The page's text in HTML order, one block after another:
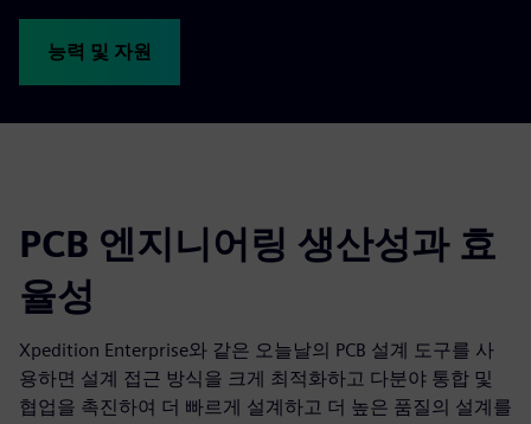
능력 및 자원
PCB 엔지니어링 생산성과 효
율성
Xpedition Enterprise와 같은 오늘날의 PCB 설계 도구를 사
용하면 설계 접근 방식을 크게 최적화하고 다분야 통합 및
협업을 촉진하여 더 빠르게 설계하고 더 높은 품질의 설계를